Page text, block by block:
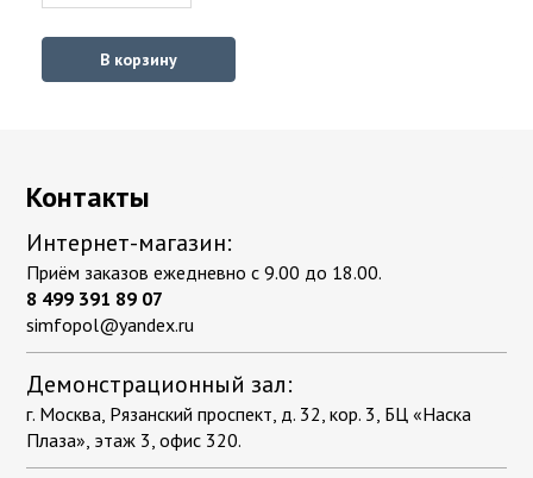
В корзину
Контакты
Интернет-магазин:
Приём заказов ежедневно с 9.00 до 18.00.
8 499 391 89 07
simfopol@yandex.ru
Демонстрационный зал:
г. Москва, Рязанский проспект, д. 32, кор. 3, БЦ «Наска
Плаза», этаж 3, офис 320.